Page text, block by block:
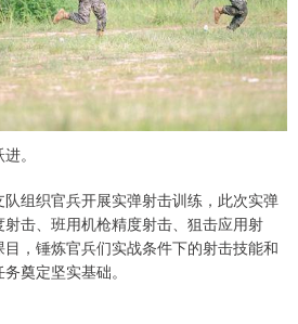
。
组织官兵开展实弹射击训练，此次实弹
击、班用机枪精度射击、狙击应用射
，锤炼官兵们实战条件下的射击技能和
奠定坚实基础。